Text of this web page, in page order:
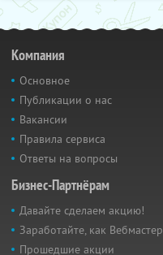
Компания
Основное
Публикации о нас
Вакансии
Правила сервиса
Ответы на вопросы
Бизнес-Партнёрам
Давайте сделаем акцию!
Заработайте, как Вебмастер
Прошедшие акции